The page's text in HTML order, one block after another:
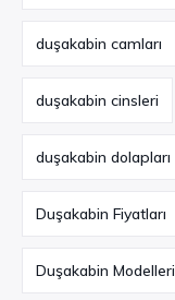
duşakabin camları
duşakabin cinsleri
duşakabin dolapları
Duşakabin Fiyatları
Duşakabin Modelleri